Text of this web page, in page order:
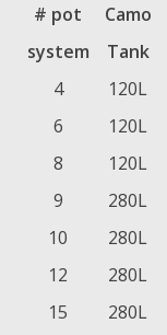
# pot
system
Camo
Tank
4
120L
6
120L
8
120L
9
280L
10
280L
12
280L
15
280L